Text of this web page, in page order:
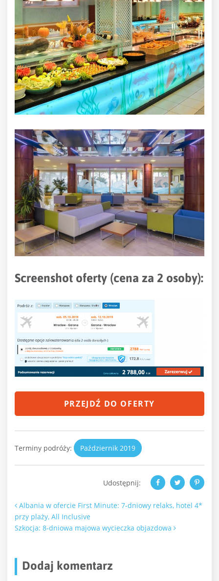
Screenshot oferty (cena za 2 osoby):
PRZEJDŹ DO OFERTY
Terminy podróży: Październik 2019
Udostępnij:
Nawigacja po artykułach
Albania w ofercie First Minute: 7-dniowy relaks, hotel 4*
przy plaży, All Inclusive
Szkocja: 8-dniowa majowa wycieczka objazdowa
Dodaj komentarz